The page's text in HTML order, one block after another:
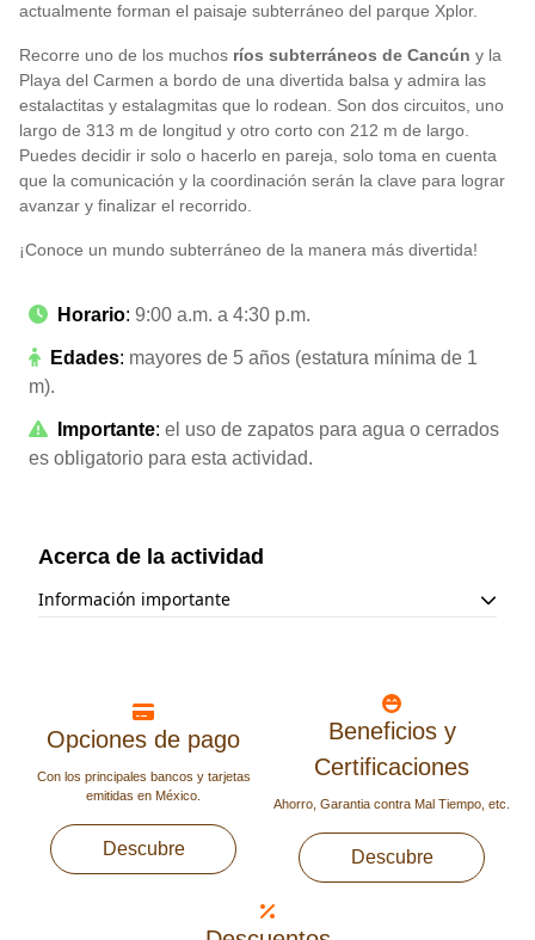
actualmente forman el paisaje subterráneo del parque Xplor.
Recorre uno de los muchos ríos subterráneos de Cancún y la
Playa del Carmen a bordo de una divertida balsa y admira las
estalactitas y estalagmitas que lo rodean. Son dos circuitos, uno
largo de 313 m de longitud y otro corto con 212 m de largo.
Puedes decidir ir solo o hacerlo en pareja, solo toma en cuenta
que la comunicación y la coordinación serán la clave para lograr
avanzar y finalizar el recorrido.
¡Conoce un mundo subterráneo de la manera más divertida!
Horario: 9:00 a.m. a 4:30 p.m.
Edades: mayores de 5 años (estatura mínima de 1
m).
Importante: el uso de zapatos para agua o cerrados
es obligatorio para esta actividad.
Acerca de la actividad
Información importante
durante el recorrido.
Evitar tocar las estalactitas, el tacto las daña.
Esta actividad requiere coordinación, destreza y esfuerzo
físico.
La profundidad máxima es de 1.20 m y no se requiere
chaleco salvavidas.
Esta actividad no se recomienda para personas con
cirugías recientes, problemas de espalda, hipertensión,
Opciones de pago
Con los principales bancos y tarjetas
emitidas en México.
Descubre
Beneficios y
Certificaciones
Ahorro, Garantia contra Mal Tiempo, etc.
Descubre